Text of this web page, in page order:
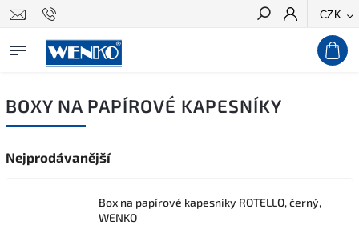
CZK
Hledat
BOXY NA PAPÍROVÉ KAPESNÍKY
Nejprodávanější
Box na papírové kapesniky ROTELLO, černý,
WENKO